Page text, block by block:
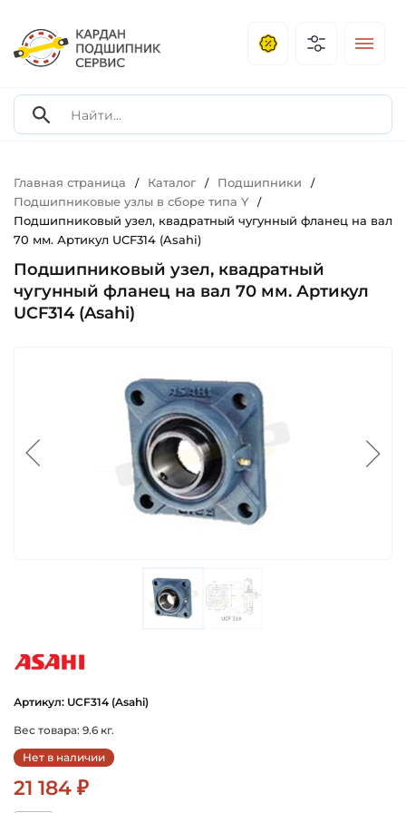
Главная страница / Каталог / Подшипники /
Подшипниковые узлы в сборе типа Y /
Подшипниковый узел, квадратный чугунный фланец на вал
70 мм. Артикул UCF314 (Asahi)
Подшипниковый узел, квадратный
чугунный фланец на вал 70 мм. Артикул
UCF314 (Asahi)
Артикул: UCF314 (Asahi)
Вес товара: 9.6 кг.
Нет в наличии
21 184 ₽